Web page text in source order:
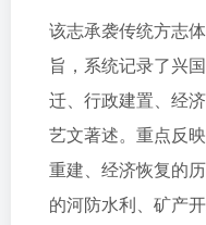
该志承袭传统方志
旨，系统记录了兴
迁、行政建置、经
艺文著述。重点反
重建、经济恢复的
的河防水利、矿产